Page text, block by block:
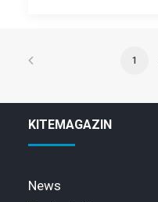
1
KITEMAGAZIN
News